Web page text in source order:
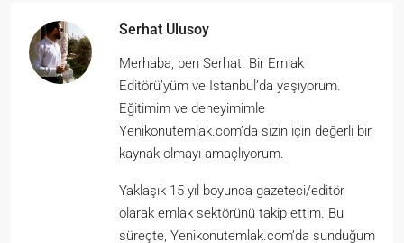
Serhat Ulusoy
Merhaba, ben Serhat. Bir Emlak
Editörü’yüm ve İstanbul’da yaşıyorum.
Eğitimim ve deneyimimle
Yenikonutemlak.com’da sizin için değerli bir
kaynak olmayı amaçlıyorum.
Yaklaşık 15 yıl boyunca gazeteci/editör
olarak emlak sektörünü takip ettim. Bu
süreçte, Yenikonutemlak.com’da sunduğum